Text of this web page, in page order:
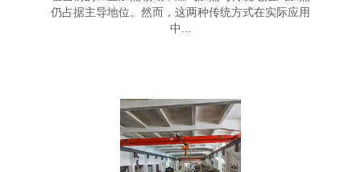
仍占据主导地位。然而，这两种传统方式在实际应用
中...